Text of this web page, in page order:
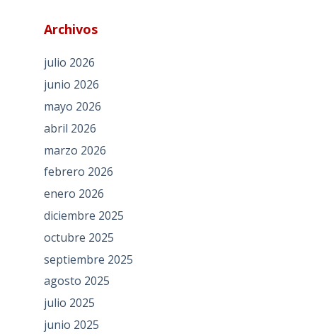
Archivos
julio 2026
junio 2026
mayo 2026
abril 2026
marzo 2026
febrero 2026
enero 2026
diciembre 2025
octubre 2025
septiembre 2025
agosto 2025
julio 2025
junio 2025